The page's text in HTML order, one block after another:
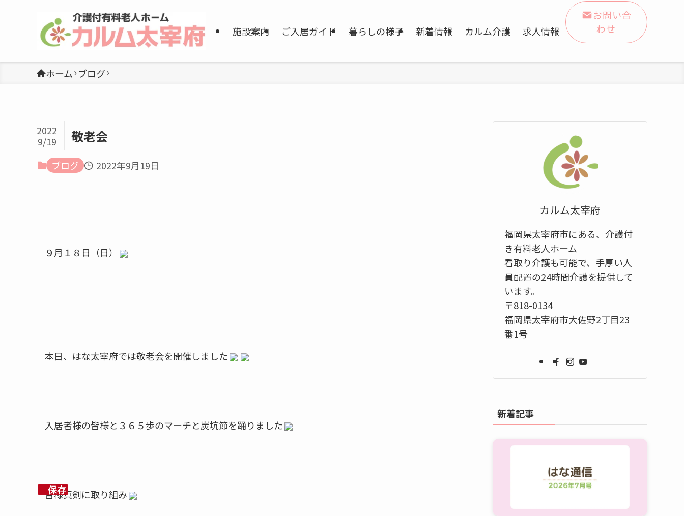
施設案内 ご入居ガイド 暮らしの様子 新着情報 カルム介護 求人情報
お問い合
わせ
ホーム ブログ
敬老会
2022
9/19
ブログ
2022年9月19日
９月１８日（日）
本日、はな太宰府では敬老会を開催しました
入居者様の皆様と３６５歩のマーチと炭坑節を踊りました
皆様真剣に取り組み
保存
カルム太宰府
福岡県太宰府市にある、介護付
き有料老人ホーム
看取り介護も可能で、手厚い人
員配置の24時間介護を提供して
います。
〒818-0134
福岡県太宰府市大佐野2丁目23
番1号
新着記事